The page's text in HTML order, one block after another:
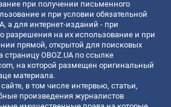
при получении письменного
и при условии обязательной
а для интернет-изданий - при
разрешения на их использование и при
прямой, открытой для поисковых
OBOZ.UA по ссылке
, на которой размещен оригинальный
материала.
в том числе интервью, статьи,
произведения журналистов